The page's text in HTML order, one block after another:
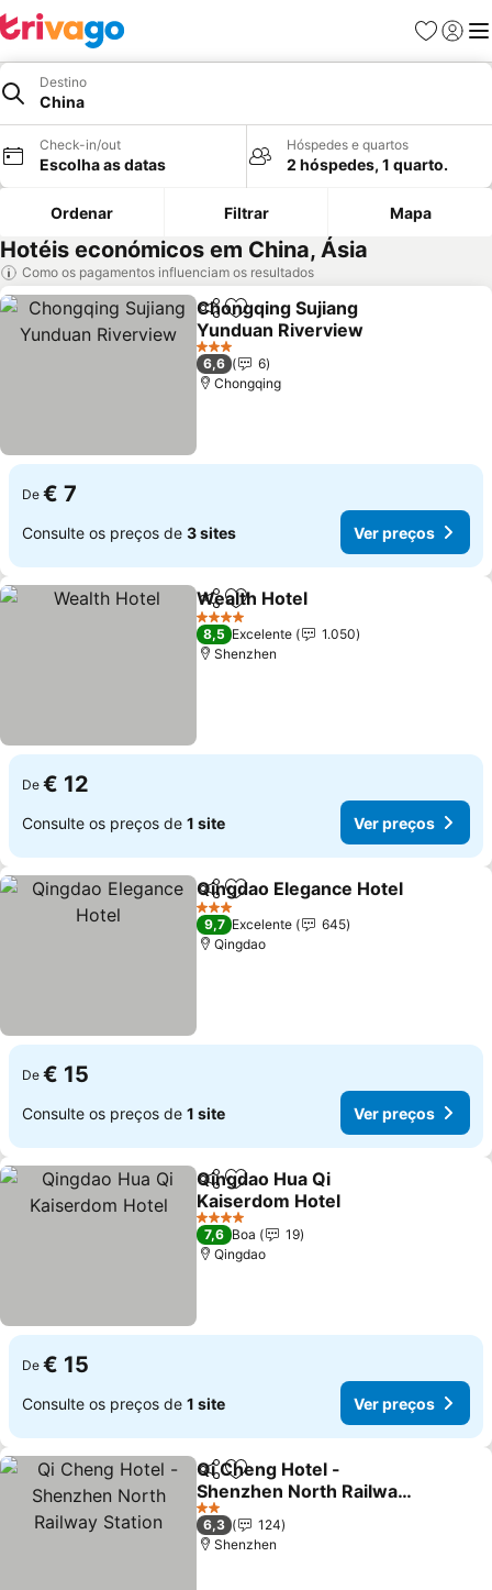
Favoritos
Iniciar
Destino
China
Check-in/out
Escolha as datas
Hóspedes e quartos
2 hóspedes, 1 quarto.
Ordenar Filtrar Mapa
Hotéis económicos em China, Ásia
Como os pagamentos influenciam os resultados
PartilharAdicionar aos favoritos
Chongqing Sujiang
Yunduan Riverview
3 Estrelas
6,6
6
Chongqing
De € 7
Consulte os preços de 3 sites Ver preços
PartilharAdicionar aos favoritos
Wealth Hotel
4 Estrelas
8,5 Excelente
1.050
Shenzhen
De € 12
Consulte os preços de 1 site Ver preços
PartilharAdicionar aos favoritos
Qingdao Elegance Hotel
3 Estrelas
9,7 Excelente
645
Qingdao
De € 15
Consulte os preços de 1 site Ver preços
PartilharAdicionar aos favoritos
Qingdao Hua Qi
Kaiserdom Hotel
4 Estrelas
7,6 Boa
19
Qingdao
De € 15
Consulte os preços de 1 site Ver preços
PartilharAdicionar aos favoritos
Qi Cheng Hotel -
Shenzhen North Railway
Station
2 Estrelas
6,3
124
Shenzhen